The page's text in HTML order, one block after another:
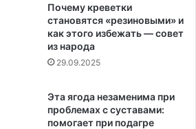
Почему креветки
становятся «резиновыми» и
как этого избежать — совет
из народа
29.09.2025
Эта ягода незаменима при
проблемах с суставами:
помогает при подагре